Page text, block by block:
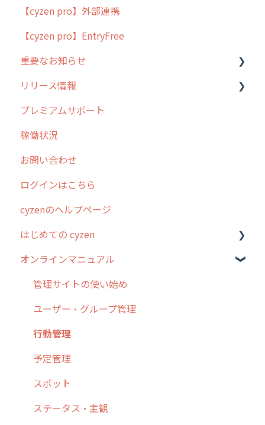
用語集
よくある質問
ポスティング
ラウンダー
メンテナンス
外廻り営業
清掃
不動産
【cyzen pro】外部連携
【cyzen pro】EntryFree
重要なお知らせ
過去の重要なお知らせ
障害情報
リリース情報
リリース
2026年のリリース情報
2025年のリリース情報
2024年のリリース情報
2023年のリリース情報
過去のリリース
2019年までのリリース情報
お客様の声を実現しました
プレミアムサポート
稼働状況
お問い合わせ
ログインはこちら
cyzenのヘルプページ
はじめての cyzen
0. はじめてのcyzenの使い方
1. cyzenについて知ろう
2. 主要機能の概要
3. cyzenの位置情報取得について
4. cyzen利用前の準備：システム管理者編
5. 基本的な使い方：システム管理者編
6. 基本的な使い方：ユーザー編
オンラインマニュアル
管理サイトの使い始め
ユーザー・グループ管理
行動管理
予定管理
スポット
ステータス・主観